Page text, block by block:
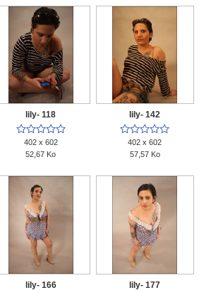
lily- 118

402 x 602
52,67 Ko
lily- 142

402 x 602
57,57 Ko
lily- 166 lily- 177